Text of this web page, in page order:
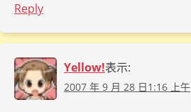
Reply
Yellow!表示:
2007 年 9 月 28 日1:16 上午